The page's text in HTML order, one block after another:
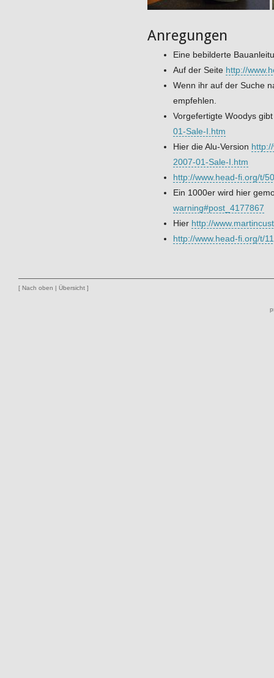
Anregungen
Eine bebilderte
Auf der Seite http://
Wenn ihr auf der Suche
empfehlen.
Vorgefertigte Woodys
01-Sale-I.htm
Hier die Alu-Version
2007-01-Sale-I.htm
http://www.head-fi.org/t/
Ein 1000er wird hier
warning#post_4177867
Hier http://
http://www.head-fi.org/t/
[ Nach oben | Übersicht ]